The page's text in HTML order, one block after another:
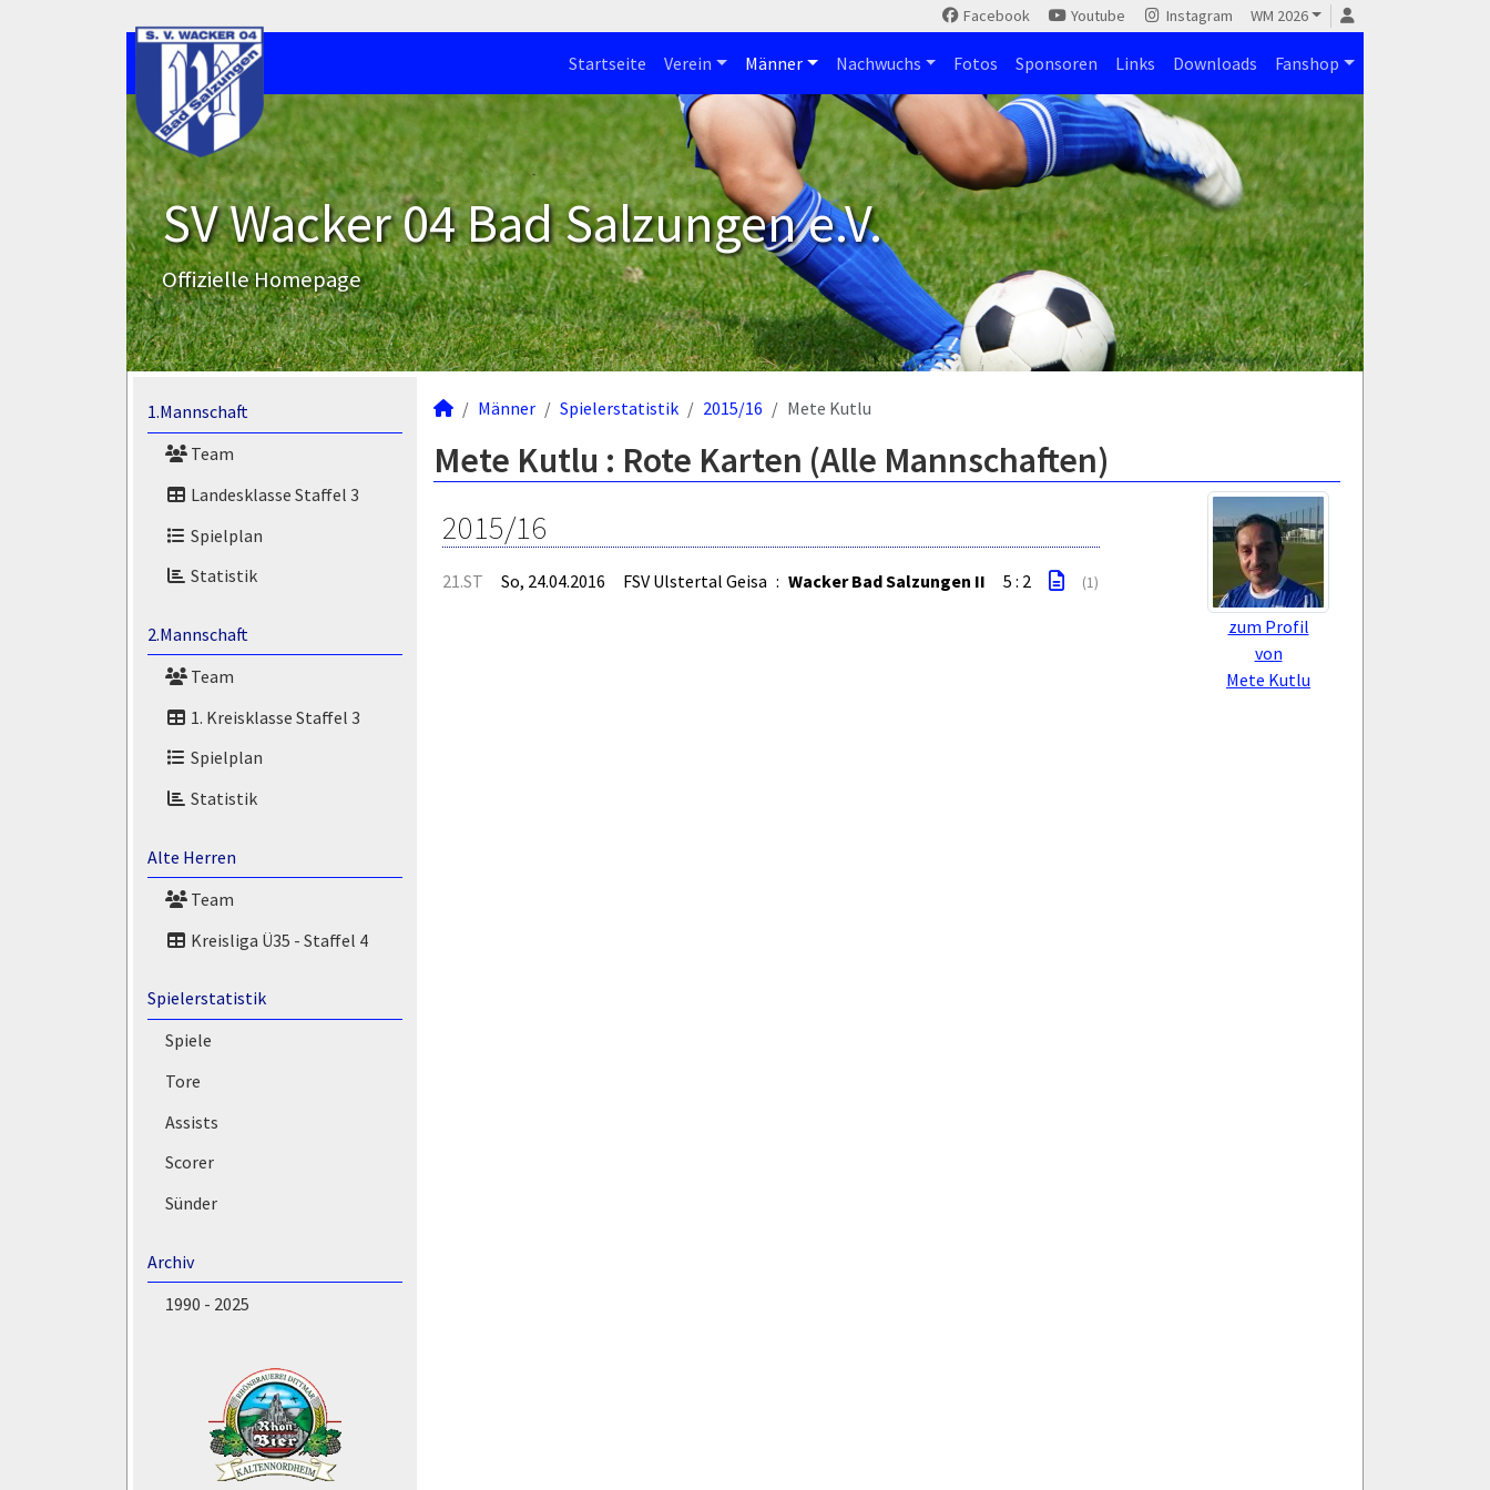
Facebook Youtube Instagram WM 2026
Startseite Verein Männer Nachwuchs Fotos Sponsoren Links Downloads Fanshop
SV Wacker 04 Bad Salzungen e.V.
Offizielle Homepage
1.Mannschaft
Team
Landesklasse Staffel 3
Spielplan
Statistik
2.Mannschaft
Team
1. Kreisklasse Staffel 3
Spielplan
Statistik
Alte Herren
Team
Kreisliga Ü35 - Staffel 4
Spielerstatistik
Spiele
Tore
Assists
Scorer
Sünder
Archiv
1990 - 2025
Männer Spielerstatistik 2015/16 Mete Kutlu
Mete Kutlu : Rote Karten (Alle Mannschaften)
zum Profil
von
Mete Kutlu
2015/16
21.ST So, 24.04.2016 FSV Ulstertal Geisa : Wacker Bad Salzungen II 5 : 2 (1)